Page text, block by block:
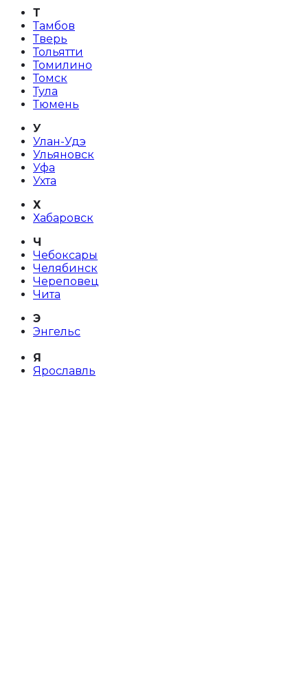
Т
Тамбов
Тверь
Тольятти
Томилино
Томск
Тула
Тюмень
У
Улан-Удэ
Ульяновск
Уфа
Ухта
Х
Хабаровск
Ч
Чебоксары
Челябинск
Череповец
Чита
Э
Энгельс
Я
Ярославль